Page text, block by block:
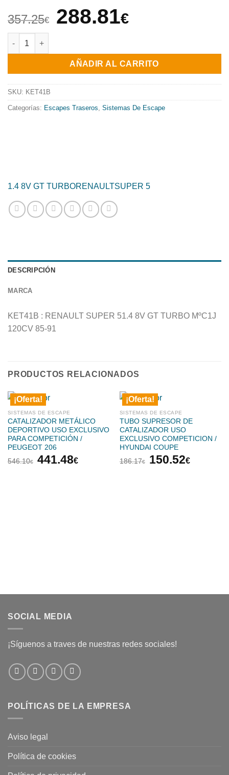
357.25€
El
original
era:
357.25€.
288.81€El
actual
es:
288.81€.
ESCAPE TRASERO INOXIDABLE NO HOMOLOGADO /
AÑADIR AL CARRITO
SKU: KET41B
Categorías: Escapes Traseros, Sistemas De Escape
1.4 8V GT TURBORENAULTSUPER 5
DESCRIPCIÓN
MARCA
KET41B : RENAULT SUPER 51.4 8V GT TURBO MºC1J
120CV 85-91
PRODUCTOS RELACIONADOS
¡Oferta!
SISTEMAS DE ESCAPE
CATALIZADOR METÁLICO
DEPORTIVO USO EXCLUSIVO
PARA COMPETICIÓN /
PEUGEOT 206
546.10€
El
441.48€El
¡Oferta!
SISTEMAS DE ESCAPE
TUBO SUPRESOR DE
CATALIZADOR USO
EXCLUSIVO COMPETICION /
HYUNDAI COUPE
186.17€
El
150.52€El
SOCIAL MEDIA
¡Síguenos a traves de nuestras redes sociales!
POLÍTICAS DE LA EMPRESA
Aviso legal
Política de cookies